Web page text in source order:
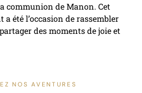
communion de Manon. Cet
été l’occasion de rassembler
des moments de joie et
NOS AVENTURES